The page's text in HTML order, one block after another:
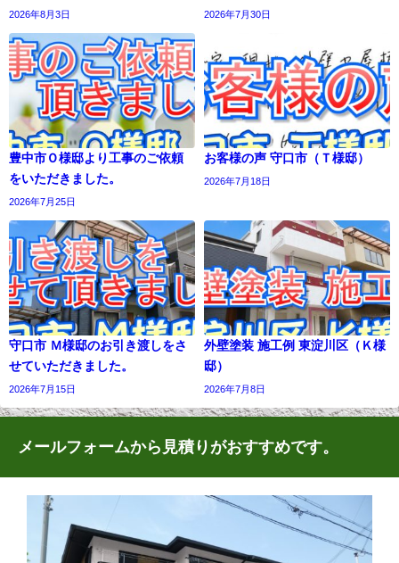
2026年8月3日 2026年7月30日
豊中市Ｏ様邸より工事のご依頼
をいただきました。
2026年7月25日
お客様の声 守口市（Ｔ様邸）
2026年7月18日
守口市 Ｍ様邸のお引き渡しをさ
せていただきました。
2026年7月15日
外壁塗装 施工例 東淀川区（Ｋ様
邸）
2026年7月8日
メールフォームから見積りがおすすめです。